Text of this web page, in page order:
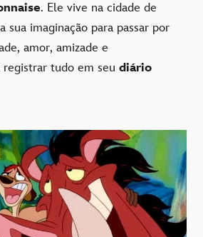
. Ele vive na cidade de
sua imaginação para passar por
amor, amizade e
tudo em seu diário